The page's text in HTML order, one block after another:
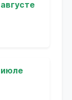
июле